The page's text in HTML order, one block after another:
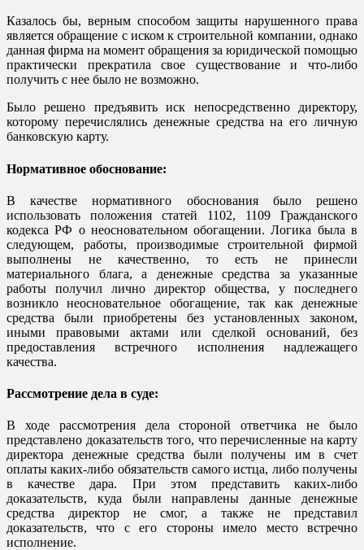
Казалось бы, верным способом защиты нарушенного права
является обращение с иском к строительной компании, однако
данная фирма на момент обращения за юридической помощью
практически прекратила свое существование и что-либо
получить с нее было не возможно.
Было решено предъявить иск непосредственно директору,
которому перечислялись денежные средства на его личную
банковскую карту.
Нормативное обоснование:
В качестве нормативного обоснования было решено
использовать положения статей 1102, 1109 Гражданского
кодекса РФ о неосновательном обогащении. Логика была в
следующем, работы, производимые строительной фирмой
выполнены не качественно, то есть не принесли
материального блага, а денежные средства за указанные
работы получил лично директор общества, у последнего
возникло неосновательное обогащение, так как денежные
средства были приобретены без установленных законом,
иными правовыми актами или сделкой оснований, без
предоставления встречного исполнения надлежащего
качества.
Рассмотрение дела в суде:
В ходе рассмотрения дела стороной ответчика не было
представлено доказательств того, что перечисленные на карту
директора денежные средства были получены им в счет
оплаты каких-либо обязательств самого истца, либо получены
в качестве дара. При этом представить каких-либо
доказательств, куда были направлены данные денежные
средства директор не смог, а также не представил
доказательств, что с его стороны имело место встречно
исполнение.